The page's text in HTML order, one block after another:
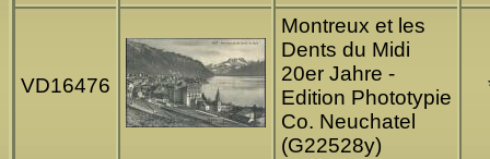
VD16476
Montreux et les
Dents du Midi
20er Jahre -
Edition Phototypie
Co. Neuchatel
(G22528y)